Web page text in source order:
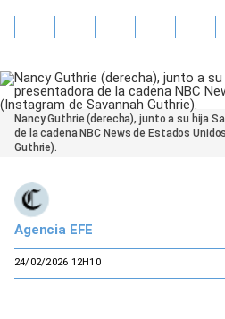
Sports
Nancy Guthrie (derecha), junto a su hija
de la cadena NBC News de Estados
Guthrie).
Agencia EFE
24/02/2026 12H10